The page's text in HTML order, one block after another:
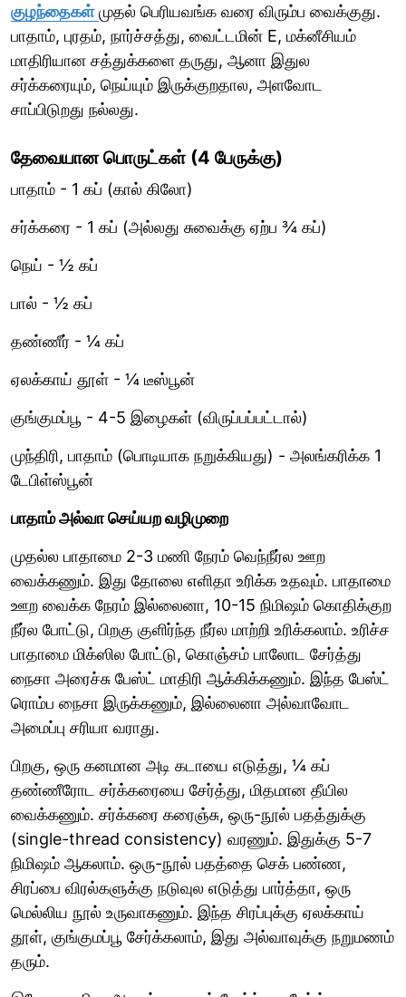
குழந்தைகள் முதல் பெரியவங்க வரை விரும்ப வைக்குது.
பாதாம், புரதம், நார்ச்சத்து, வைட்டமின் E, மக்னீசியம்
மாதிரியான சத்துக்களை தருது, ஆனா இதுல
சர்க்கரையும், நெய்யும் இருக்குறதால, அளவோட
சாப்பிடுறது நல்லது.
தேவையான பொருட்கள் (4 பேருக்கு)
பாதாம் - 1 கப் (கால் கிலோ)
சர்க்கரை - 1 கப் (அல்லது சுவைக்கு ஏற்ப ¾ கப்)
நெய் - ½ கப்
பால் - ½ கப்
தண்ணீர் - ¼ கப்
ஏலக்காய் தூள் - ¼ டீஸ்பூன்
குங்குமப்பூ - 4-5 இழைகள் (விருப்பப்பட்டால்)
முந்திரி, பாதாம் (பொடியாக நறுக்கியது) - அலங்கரிக்க 1
டேபிள்ஸ்பூன்
பாதாம் அல்வா செய்யற வழிமுறை
முதல்ல பாதாமை 2-3 மணி நேரம் வெந்நீர்ல ஊற
வைக்கணும். இது தோலை எளிதா உரிக்க உதவும். பாதாமை
ஊற வைக்க நேரம் இல்லைனா, 10-15 நிமிஷம் கொதிக்குற
நீர்ல போட்டு, பிறகு குளிர்ந்த நீர்ல மாற்றி உரிக்கலாம். உரிச்ச
பாதாமை மிக்ஸில போட்டு, கொஞ்சம் பாலோட சேர்த்து
நைசா அரைச்சு பேஸ்ட் மாதிரி ஆக்கிக்கணும். இந்த பேஸ்ட்
ரொம்ப நைசா இருக்கணும், இல்லைனா அல்வாவோட
அமைப்பு சரியா வராது.
பிறகு, ஒரு கனமான அடி கடாயை எடுத்து, ¼ கப்
தண்ணீரோட சர்க்கரையை சேர்த்து, மிதமான தீயில
வைக்கணும். சர்க்கரை கரைஞ்சு, ஒரு-நூல் பதத்துக்கு
(single-thread consistency) வரணும். இதுக்கு 5-7
நிமிஷம் ஆகலாம். ஒரு-நூல் பதத்தை செக் பண்ண,
சிரப்பை விரல்களுக்கு நடுவுல எடுத்து பார்த்தா, ஒரு
மெல்லிய நூல் உருவாகணும். இந்த சிரப்புக்கு ஏலக்காய்
தூள், குங்குமப்பூ சேர்க்கலாம், இது அல்வாவுக்கு நறுமணம்
தரும்.